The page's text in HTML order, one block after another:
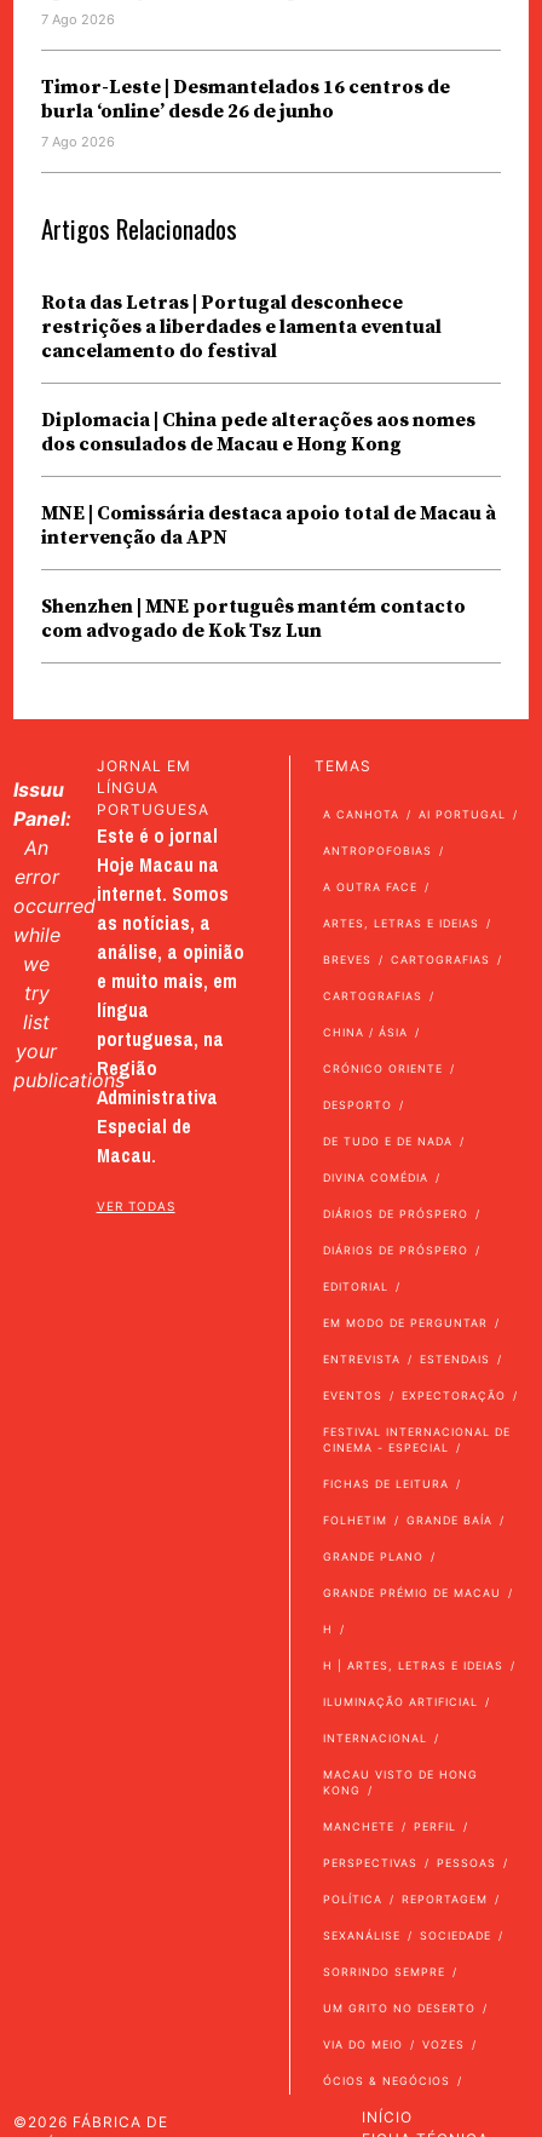
7 Ago 2026
Timor-Leste | Desmantelados 16 centros de
burla ‘online’ desde 26 de junho
7 Ago 2026
Artigos Relacionados
Rota das Letras | Portugal desconhece
restrições a liberdades e lamenta eventual
cancelamento do festival
Diplomacia | China pede alterações aos nomes
dos consulados de Macau e Hong Kong
MNE | Comissária destaca apoio total de Macau à
intervenção da APN
Shenzhen | MNE português mantém contacto
com advogado de Kok Tsz Lun
Issuu
Panel:
An
error
occurred
while
we
try
list
your
publications
JORNAL EM
LÍNGUA
PORTUGUESA
Este é o jornal
Hoje Macau na
internet. Somos
as notícias, a
análise, a opinião
e muito mais, em
língua
portuguesa, na
Região
Administrativa
Especial de
Macau.
VER TODAS
TEMAS
A CANHOTA AI PORTUGAL
ANTROPOFOBIAS
A OUTRA FACE
ARTES, LETRAS E IDEIAS
BREVES CARTOGRAFIAS
CARTOGRAFIAS
CHINA / ÁSIA
CRÓNICO ORIENTE
DESPORTO
DE TUDO E DE NADA
DIVINA COMÉDIA
DIÁRIOS DE PRÓSPERO
DIÁRIOS DE PRÓSPERO
EDITORIAL
EM MODO DE PERGUNTAR
ENTREVISTA ESTENDAIS
EVENTOS EXPECTORAÇÃO
FESTIVAL INTERNACIONAL DE
CINEMA - ESPECIAL
FICHAS DE LEITURA
FOLHETIM GRANDE BAÍA
GRANDE PLANO
GRANDE PRÉMIO DE MACAU
H
H | ARTES, LETRAS E IDEIAS
ILUMINAÇÃO ARTIFICIAL
INTERNACIONAL
MACAU VISTO DE HONG
KONG
MANCHETE PERFIL
PERSPECTIVAS PESSOAS
POLÍTICA REPORTAGEM
SEXANÁLISE SOCIEDADE
SORRINDO SEMPRE
UM GRITO NO DESERTO
VIA DO MEIO VOZES
ÓCIOS & NEGÓCIOS
©2026 FÁBRICA DE
INÍCIO